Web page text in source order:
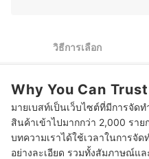
เน้นทำความสะอาดทั่วไป เ
6
ทำความสะอาดและบำรุงใน
Supreme Moisture
10 Head and Shoulders สูตรไหน
วิธีการเลือก
Why You Can
มายเบสท์เป็นเว็บไซต์ที่มีการจัด
สินค้าเข้าไปมากกว่า 2,000 รา
บทความเราได้ใช้เวลาในการจั
อย่างละเอียด รวมทั้งสัมภาษณ์แ